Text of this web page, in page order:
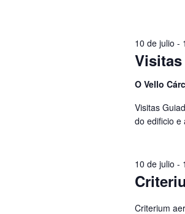
Visitas
10 de julio -
O Vello
Visitas
do edificio e
10 de julio -
Criterium